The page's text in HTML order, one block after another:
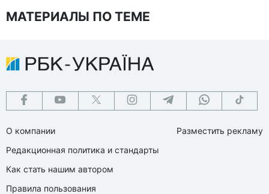
МАТЕРИАЛЫ ПО ТЕМЕ
О компании
Редакционная политика и стандарты
Как стать нашим автором
Правила пользования
Разместить рекламу